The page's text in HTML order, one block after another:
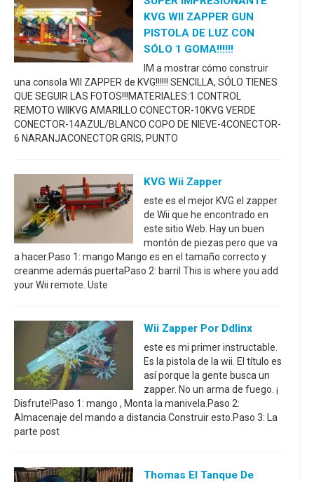
KVG WII ZAPPER GUN
PISTOLA DE LUZ CON
SÓLO 1 GOMA!!!!!!
IM a mostrar cómo construir
una consola WII ZAPPER de KVG!!!!!! SENCILLA, SÓLO TIENES
QUE SEGUIR LAS FOTOS!!!MATERIALES:1 CONTROL
REMOTO WIIKVG AMARILLO CONECTOR-10KVG VERDE
CONECTOR-14AZUL/BLANCO COPO DE NIEVE-4CONECTOR-
6 NARANJACONECTOR GRIS, PUNTO
KVG Wii Zapper
este es el mejor KVG el zapper
de Wii que he encontrado en
este sitio Web. Hay un buen
montón de piezas pero que va
a hacer.Paso 1: mango Mango es en el tamaño correcto y
creanme además puertaPaso 2: barril This is where you add
your Wii remote. Uste
Wii Zapper Por Ddlinx
este es mi primer instructable.
Es la pistola de la wii. El título es
así porque la gente busca un
zapper. No un arma de fuego. ¡
Disfrute!Paso 1: mango , Monta la manivela.Paso 2:
Almacenaje del mando a distancia Construir esto.Paso 3: La
parte post
Thomas El Tanque De